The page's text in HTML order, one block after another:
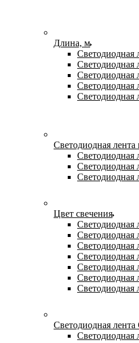
Длина, м
Светодиодная
Светодиодная
Светодиодная
Светодиодная
Светодиодная
Светодиодная лента
Светодиодная
Светодиодная
Светодиодная
Цвет свечения
Светодиодная
Светодиодная
Светодиодная
Светодиодная
Светодиодная
Светодиодная
Светодиодная
Светодиодная лента
Светодиодная